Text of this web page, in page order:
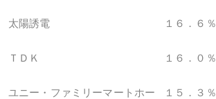
太陽誘電 １６．６％
ＴＤＫ １６．０％
ユニー・ファミリーマートホー
１５．３％